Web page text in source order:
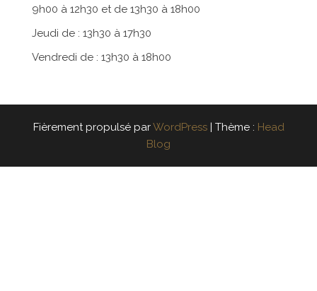
9h00 à 12h30 et de 13h30 à 18h00
Jeudi de : 13h30 à 17h30
Vendredi de : 13h30 à 18h00
Fièrement propulsé parWordPress | Thème : Head
Blog